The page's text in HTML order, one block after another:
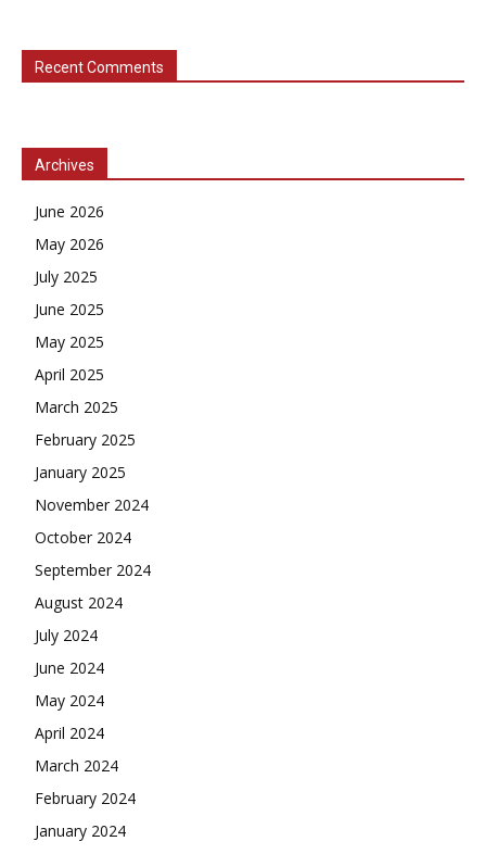
Recent Comments
Archives
June 2026
May 2026
July 2025
June 2025
May 2025
April 2025
March 2025
February 2025
January 2025
November 2024
October 2024
September 2024
August 2024
July 2024
June 2024
May 2024
April 2024
March 2024
February 2024
January 2024